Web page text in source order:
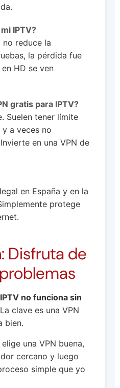
IPTV?
no reduce la
la pérdida fue
HD se ven
gratis para IPTV?
Suelen tener límite
a veces no
en una VPN de
en España y en la
protege
Disfruta de
IPTV no funciona sin
clave es una VPN
bien.
una VPN buena,
cercano y luego
simple que yo